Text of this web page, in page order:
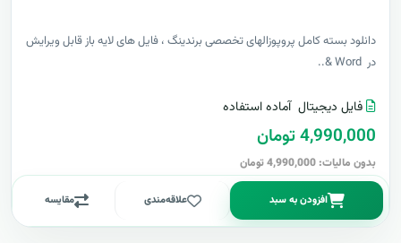
دانلود بسته کامل پروپوزالهای تخصصی برندینگ ، فایل های لایه باز قابل ویرایش
در Word &..
فایل دیجیتال آماده استفاده
4,990,000 تومان
بدون مالیات: 4,990,000 تومان
افزودن به سبد علاقه‌مندی مقایسه